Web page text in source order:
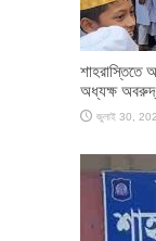
শাহরাস্তিতে
অধ্যক্ষ
জুলাই 30,